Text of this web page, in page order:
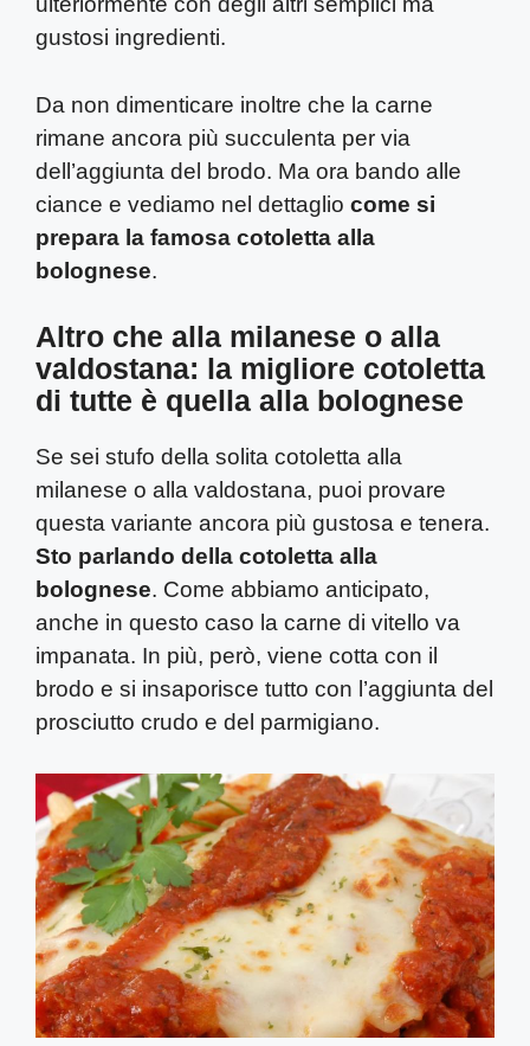
gustosi ingredienti.
Da non dimenticare inoltre che la carne
rimane ancora più succulenta per via
dell’aggiunta del brodo. Ma ora bando alle
ciance e vediamo nel dettaglio come si
prepara la famosa cotoletta alla
bolognese.
Altro che alla milanese o alla
valdostana: la migliore cotoletta
di tutte è quella alla bolognese
Se sei stufo della solita cotoletta alla
milanese o alla valdostana, puoi provare
questa variante ancora più gustosa e tenera.
Sto parlando della cotoletta alla
bolognese. Come abbiamo anticipato,
anche in questo caso la carne di vitello va
impanata. In più, però, viene cotta con il
brodo e si insaporisce tutto con l’aggiunta del
prosciutto crudo e del parmigiano.